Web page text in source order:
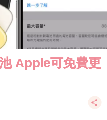
Apple可免費更